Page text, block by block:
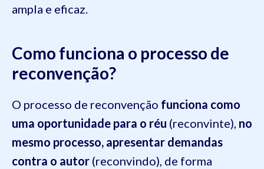
ampla e eficaz.
Como funciona o processo de
reconvenção?
O processo de reconvenção funciona como
uma oportunidade para o réu (reconvinte), no
mesmo processo, apresentar demandas
contra o autor (reconvindo), de forma